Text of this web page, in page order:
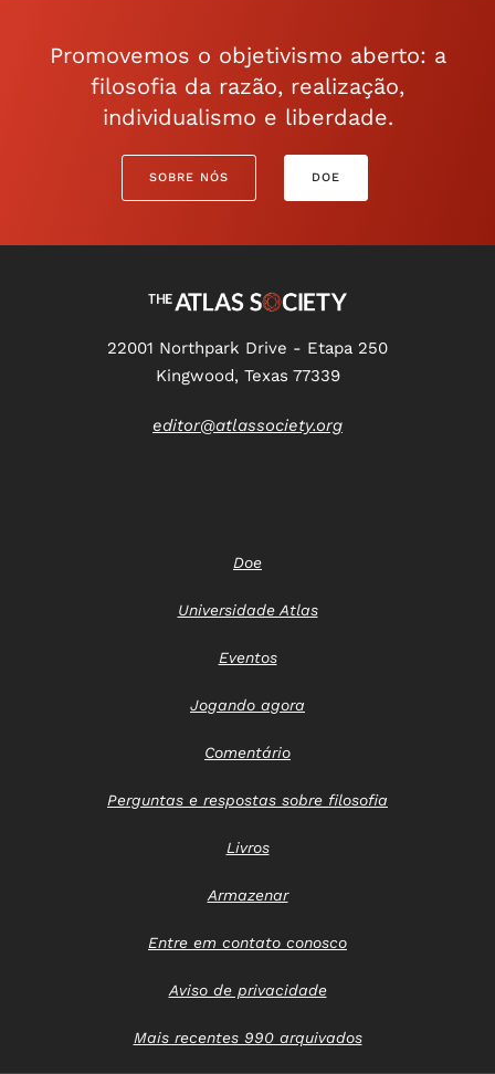
Promovemos o objetivismo aberto: a
filosofia da razão, realização,
individualismo e liberdade.
SOBRE NÓS DOE
22001 Northpark Drive - Etapa 250
Kingwood, Texas 77339
editor@atlassociety.org
Doe
Universidade Atlas
Eventos
Jogando agora
Comentário
Perguntas e respostas sobre filosofia
Livros
Armazenar
Entre em contato conosco
Aviso de privacidade
Mais recentes 990 arquivados